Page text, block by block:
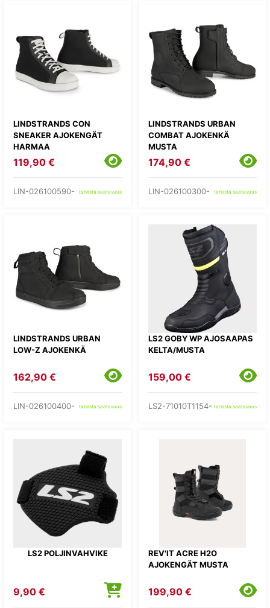
LINDSTRANDS CON
SNEAKER AJOKENGÄT
HARMAA
119,90 €
LIN-026100590- tarkista saatavuus
LINDSTRANDS URBAN
COMBAT AJOKENKÄ
MUSTA
174,90 €
LIN-026100300- tarkista saatavuus
LINDSTRANDS URBAN
LOW-Z AJOKENKÄ
162,90 €
LIN-026100400- tarkista saatavuus
LS2 GOBY WP AJOSAAPAS
KELTA/MUSTA
159,00 €
LS2-71010T1154- tarkista saatavuus
LS2 POLJINVAHVIKE
9,90 €
REV'IT ACRE H2O
AJOKENGÄT MUSTA
199,90 €